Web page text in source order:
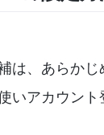
は、あらかじ
いアカウン